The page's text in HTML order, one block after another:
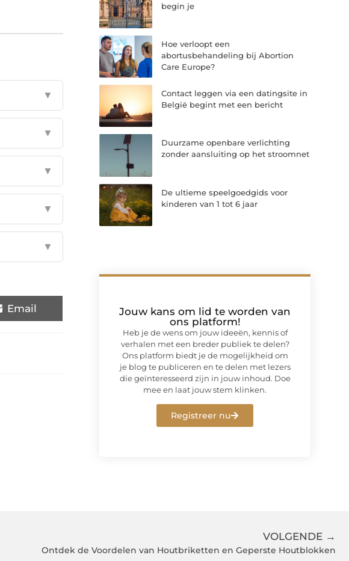
▼
▼
▼
▼
▼
Email
begin je
Hoe verloopt een
abortusbehandeling bij Abortion
Care Europe?
Contact leggen via een datingsite in
België begint met een bericht
Duurzame openbare verlichting
zonder aansluiting op het stroomnet
De ultieme speelgoedgids voor
kinderen van 1 tot 6 jaar
Jouw kans om lid te worden van
ons platform!
Heb je de wens om jouw ideeën, kennis of
verhalen met een breder publiek te delen?
Ons platform biedt je de mogelijkheid om
je blog te publiceren en te delen met lezers
die geïnteresseerd zijn in jouw inhoud. Doe
mee en laat jouw stem klinken.
Registreer nu
VOLGENDE →
Ontdek de Voordelen van Houtbriketten en Geperste Houtblokken